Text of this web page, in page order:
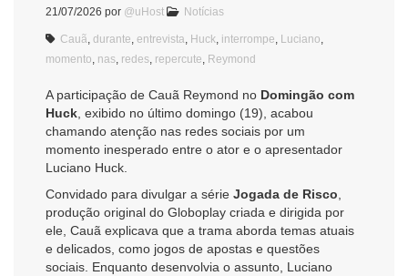
21/07/2026 por @uHost Notícias
Cauã durante entrevista Huck interrompe Luciano
momento nas redes repercute Reymond
A participação de Cauã Reymond no Domingão com
Huck , exibido no último domingo (19), acabou
chamando atenção nas redes sociais por um
momento inesperado entre o ator e o apresentador
Luciano Huck.
Convidado para divulgar a série Jogada de Risco
produção original do Globoplay criada e dirigida por
ele, Cauã explicava que a trama aborda temas atuais
e delicados, como jogos de apostas e questões
sociais. Enquanto desenvolvia o assunto, Luciano